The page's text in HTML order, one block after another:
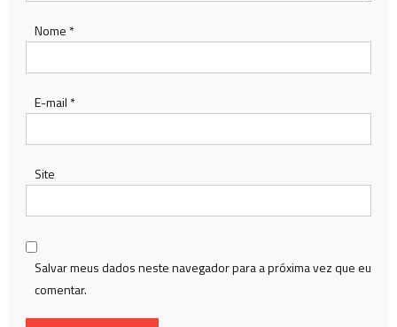
Nome *
E-mail *
Site
Salvar meus dados neste navegador para a próxima vez que eu
comentar.